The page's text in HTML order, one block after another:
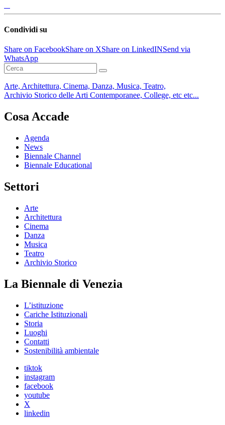
Condividi su
Share on FacebookShare on XShare on LinkedINSend via
WhatsApp
Arte, Architettura, Cinema, Danza, Musica, Teatro,
Archivio Storico delle Arti Contemporanee, College, etc etc...
Cosa Accade
Agenda
News
Biennale Channel
Biennale Educational
Settori
Arte
Architettura
Cinema
Danza
Musica
Teatro
Archivio Storico
La Biennale di Venezia
L’istituzione
Cariche Istituzionali
Storia
Luoghi
Contatti
Sostenibilità ambientale
tiktok
instagram
facebook
youtube
X
linkedin